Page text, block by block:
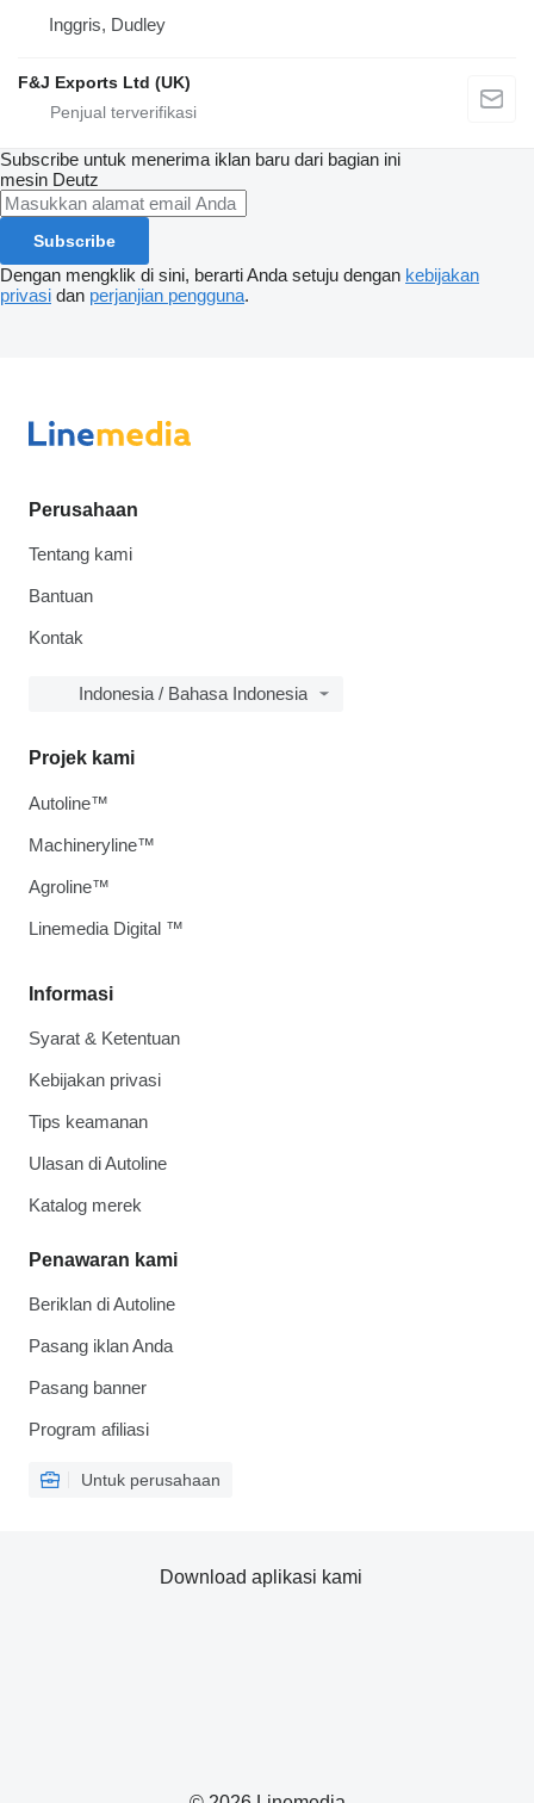
Inggris, Dudley
F&J Exports Ltd (UK)
Subscribe untuk menerima iklan baru dari bagian ini
mesin Deutz
Subscribe
Dengan mengklik di sini, berarti Anda setuju dengan kebijakan
privasi dan perjanjian pengguna.
Perusahaan
Tentang kami
Bantuan
Kontak
Indonesia / Bahasa Indonesia
Informasi
Syarat & Ketentuan
Kebijakan privasi
Tips keamanan
Ulasan di Autoline
Katalog merek
Penawaran kami
Beriklan di Autoline
Pasang iklan Anda
Pasang banner
Program afiliasi
Untuk perusahaan
Projek kami
Autoline™
Machineryline™
Agroline™
Linemedia Digital ™
Download aplikasi kami